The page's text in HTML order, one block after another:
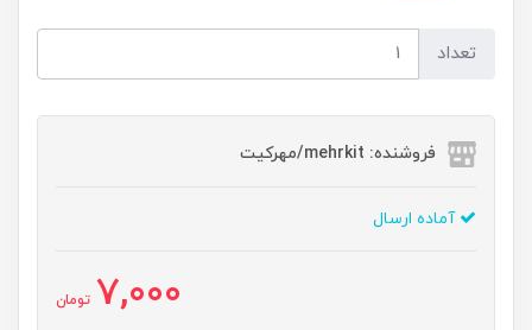
تعداد
فروشنده: mehrkit/مهرکیت
آماده ارسال
7,000 تومان